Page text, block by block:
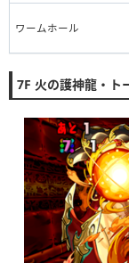
ワームホール
7F 火の護神龍・ト